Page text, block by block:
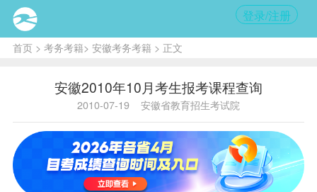
登录/注册
首页> 考务考籍> 安徽考务考籍 > 正文
安徽2010年10月考生报考课程查询
2010-07-19 安徽省教育招生考试院